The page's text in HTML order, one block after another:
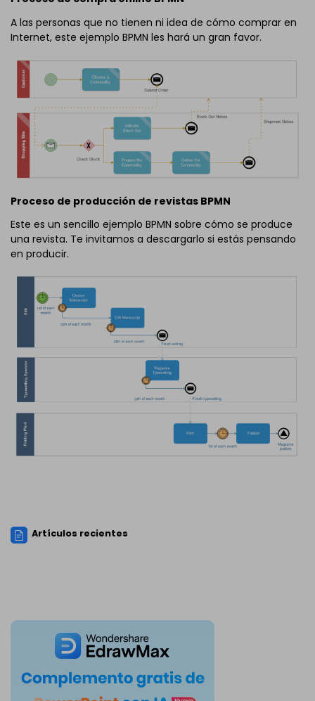
A las personas que no tienen ni idea de cómo comprar en
Internet, este ejemplo BPMN les hará un gran favor.
Proceso de producción de revistas BPMN
Este es un sencillo ejemplo BPMN sobre cómo se produce
una revista. Te invitamos a descargarlo si estás pensando
en producir.
Artículos recientes